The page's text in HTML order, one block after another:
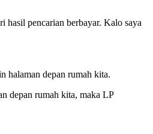
hasil pencarian berbayar. Kalo saya
halaman depan rumah kita.
depan rumah kita, maka LP